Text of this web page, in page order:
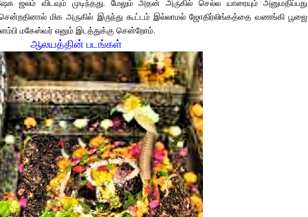
ஜலம் விடவும் முடிந்தது. மேலும் அதன் அருகில் செல்ல யாரையும் அனுமதிப்பது
மிக அருகில் இருந்து கூட்டம் இல்லாமல் ஜோதிர்லிங்கத்தை வணங்கி பூஜை
மகேஸ்வர் எனும் இடத்துக்கு சென்றோம்.
ஆலயத்தின் படங்கள்